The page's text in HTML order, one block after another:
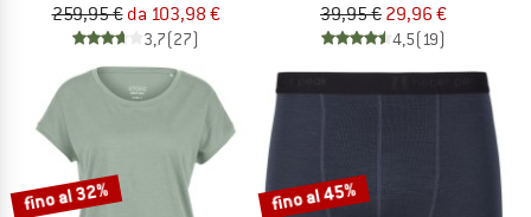
259,95 € da 103,98 €
3,7(27)
39,95 € 29,96 €
4,5(19)
fino al 32% fino al 45%